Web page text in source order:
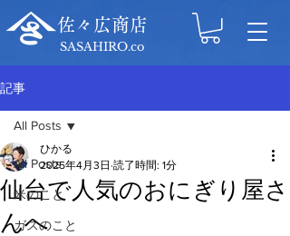
佐々広商店
SASAHIRO.co
記事
All Posts
米のこと
ガスのこと
All Posts
仙台で人気のおにぎり屋さ
んへ
ひかる
2025年4月3日 読了時間: 1分